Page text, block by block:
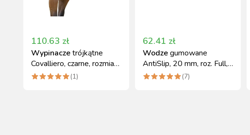
110.63 zł
Wypinaczetrójkątne
Covalliero, czarne, rozmiar
Pony
(1)
62.41 zł
Wodzegumowane
AntiSlip, 20 mm, roz. Full,
czarny, Covalliero
(7)